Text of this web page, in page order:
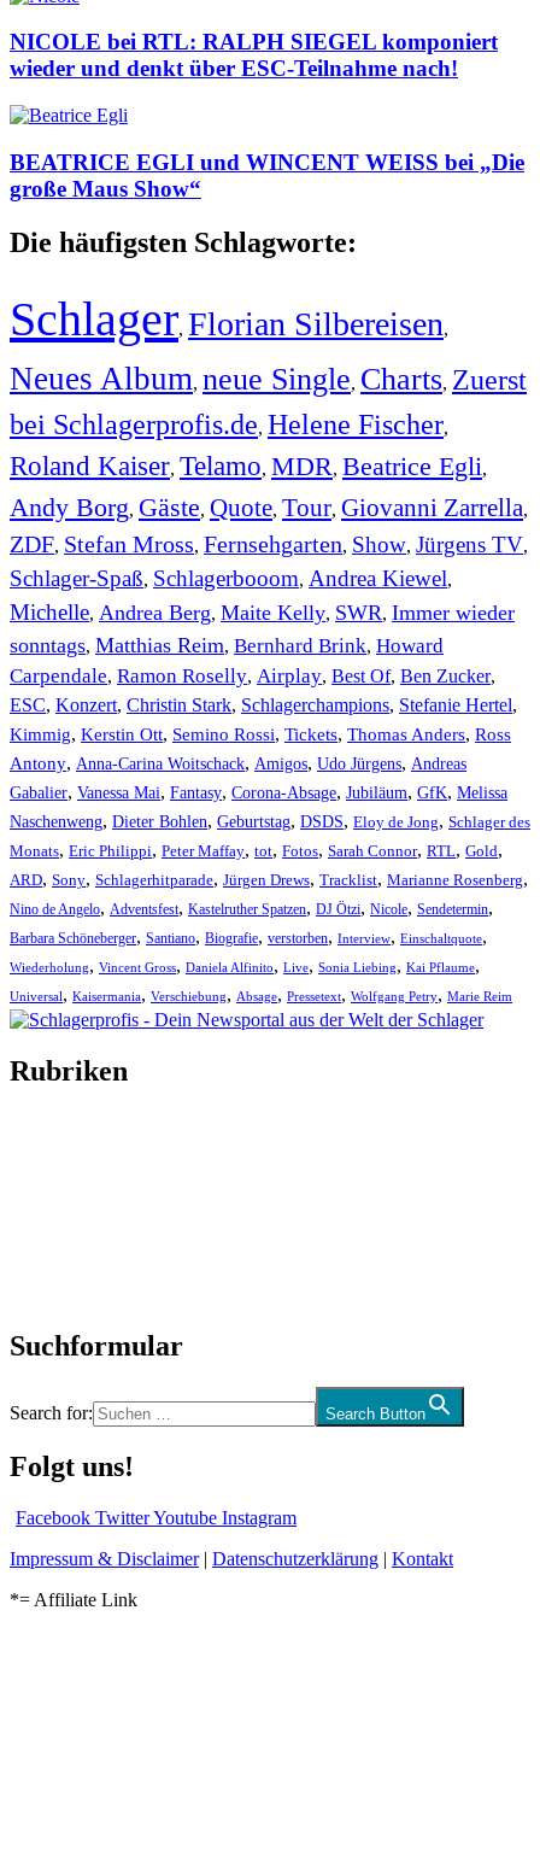
NICOLE bei RTL: RALPH SIEGEL komponiert
wieder und denkt über ESC-Teilnahme nach!
BEATRICE EGLI und WINCENT WEISS bei „Die
große Maus Show“
Die häufigsten Schlagworte:
Schlager, Florian Silbereisen,
Neues Album, neue Single, Charts, Zuerst
bei Schlagerprofis.de, Helene Fischer,
Roland Kaiser, Telamo, MDR, Beatrice Egli,
Andy Borg, Gäste, Quote, Tour, Giovanni Zarrella,
ZDF, Stefan Mross, Fernsehgarten, Show, Jürgens TV,
Schlager-Spaß, Schlagerbooom, Andrea Kiewel,
Michelle, Andrea Berg, Maite Kelly, SWR, Immer wieder
sonntags, Matthias Reim, Bernhard Brink, Howard
Carpendale, Ramon Roselly, Airplay, Best Of, Ben Zucker,
ESC, Konzert, Christin Stark, Schlagerchampions, Stefanie Hertel,
Kimmig, Kerstin Ott, Semino Rossi, Tickets, Thomas Anders, Ross
Antony, Anna-Carina Woitschack, Amigos, Udo Jürgens, Andreas
Gabalier, Vanessa Mai, Fantasy, Corona-Absage, Jubiläum, GfK, Melissa
Naschenweng, Dieter Bohlen, Geburtstag, DSDS, Eloy de Jong, Schlager des
Monats, Eric Philippi, Peter Maffay, tot, Fotos, Sarah Connor, RTL, Gold,
ARD, Sony, Schlagerhitparade, Jürgen Drews, Tracklist, Marianne Rosenberg,
Nino de Angelo, Adventsfest, Kastelruther Spatzen, DJ Ötzi, Nicole, Sendetermin,
Barbara Schöneberger, Santiano, Biografie, verstorben, Interview, Einschaltquote,
Wiederholung, Vincent Gross, Daniela Alfinito, Live, Sonia Liebing, Kai Pflaume,
Universal, Kaisermania, Verschiebung, Absage, Pressetext, Wolfgang Petry, Marie Reim
Rubriken
Suchformular
Search for: Search Button
Folgt uns!
Facebook TwitterYoutube Instagram
Impressum & Disclaimer| Datenschutzerklärung | Kontakt
*= Affiliate Link